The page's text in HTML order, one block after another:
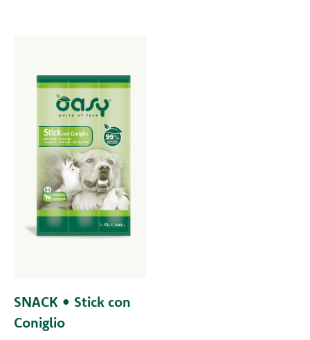
SNACK • Stick con
Coniglio